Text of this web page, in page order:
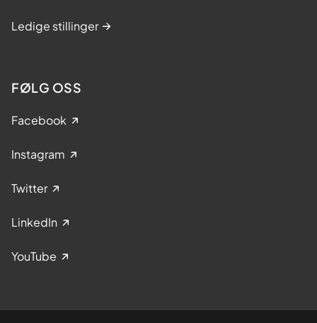
Ledige stillinger
FØLG OSS
Facebook
Instagram
Twitter
LinkedIn
YouTube